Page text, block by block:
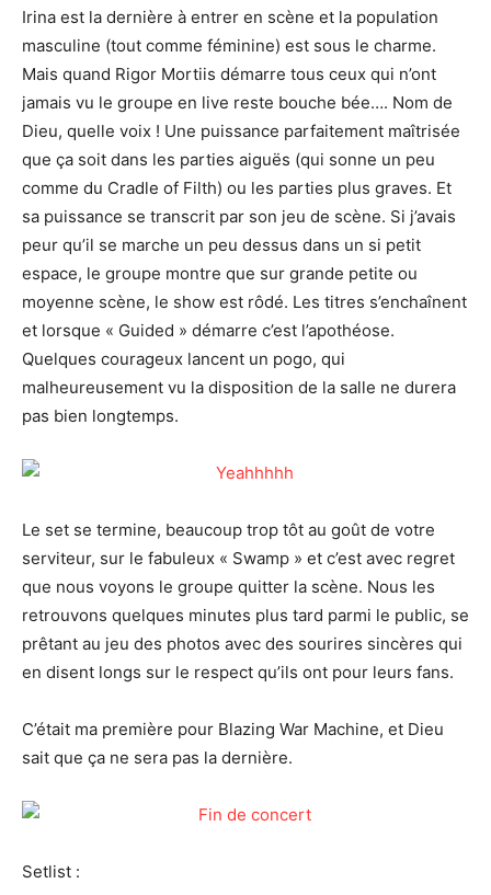
Irina est la dernière à entrer en scène et la population
masculine (tout comme féminine) est sous le charme.
Mais quand Rigor Mortiis démarre tous ceux qui n’ont
jamais vu le groupe en live reste bouche bée…. Nom de
Dieu, quelle voix ! Une puissance parfaitement maîtrisée
que ça soit dans les parties aiguës (qui sonne un peu
comme du Cradle of Filth) ou les parties plus graves. Et
sa puissance se transcrit par son jeu de scène. Si j’avais
peur qu’il se marche un peu dessus dans un si petit
espace, le groupe montre que sur grande petite ou
moyenne scène, le show est rôdé. Les titres s’enchaînent
et lorsque « Guided » démarre c’est l’apothéose.
Quelques courageux lancent un pogo, qui
malheureusement vu la disposition de la salle ne durera
pas bien longtemps.
Le set se termine, beaucoup trop tôt au goût de votre
serviteur, sur le fabuleux « Swamp » et c’est avec regret
que nous voyons le groupe quitter la scène. Nous les
retrouvons quelques minutes plus tard parmi le public, se
prêtant au jeu des photos avec des sourires sincères qui
en disent longs sur le respect qu’ils ont pour leurs fans.
C’était ma première pour Blazing War Machine, et Dieu
sait que ça ne sera pas la dernière.
Setlist :